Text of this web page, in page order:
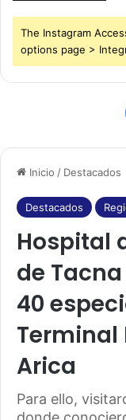
Inicio / Destacados
Destacados
Hospital
de
40
Arica
Para ello,
The Instagram
options page >